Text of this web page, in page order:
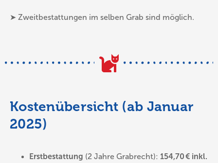
➤ Zweitbestattungen im selben Grab sind möglich.
Kostenübersicht (ab Januar
2025)
Erstbestattung (2 Jahre Grabrecht): 154,70 € inkl.